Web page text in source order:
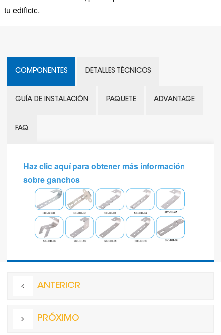
tu edificio.
COMPONENTES DETALLES TÉCNICOS
GUÍA DE INSTALACIÓN PAQUETE ADVANTAGE
FAQ
Haz clic aquí para obtener más información
sobre ganchos
ANTERIOR
PRÓXIMO